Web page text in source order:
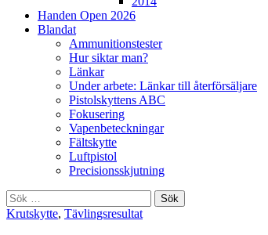
Handen Open 2026
Blandat
Ammunitionstester
Hur siktar man?
Länkar
Under arbete: Länkar till återförsäljare
Pistolskyttens ABC
Fokusering
Vapenbeteckningar
Fältskytte
Luftpistol
Precisionsskjutning
Sök
efter:
Krutskytte, Tävlingsresultat